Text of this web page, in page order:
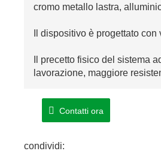
cromo metallo lastra,
Il dispositivo è progettato
Il precetto fisico del sistema
lavorazione, maggiore
Contatti ora
condividi: